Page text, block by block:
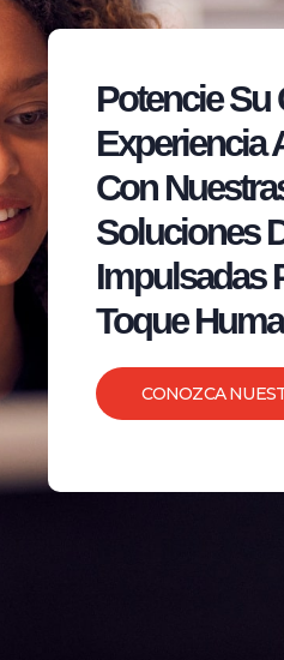
Potencie Su
Experiencia
Con
Soluciones
Impulsadas
Toque
CONOZCA